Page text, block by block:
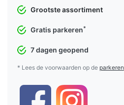
Grootste assortiment
Gratis parkeren*
7 dagen geopend
* Lees de voorwaarden op de parkeren